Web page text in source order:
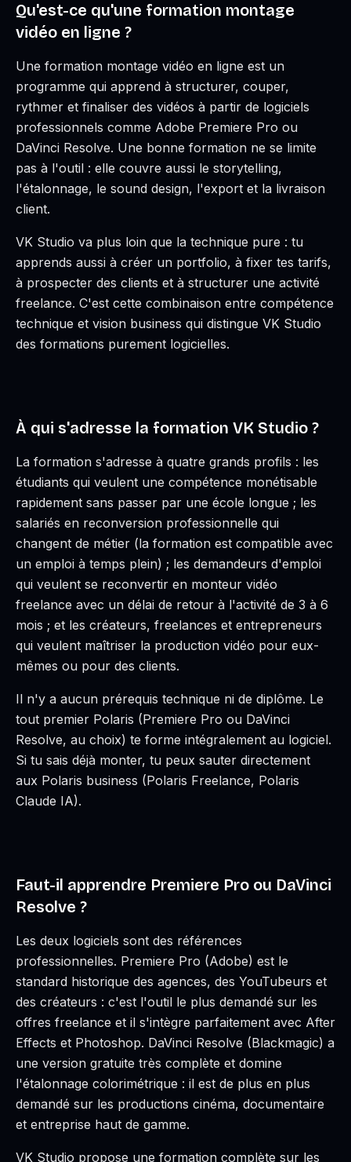
CHARGEMENT…
Qu'est-ce qu'une formation montage
vidéo en ligne ?
Une formation montage vidéo en ligne est un
programme qui apprend à structurer, couper,
rythmer et finaliser des vidéos à partir de logiciels
professionnels comme Adobe Premiere Pro ou
DaVinci Resolve. Une bonne formation ne se limite
pas à l'outil : elle couvre aussi le storytelling,
l'étalonnage, le sound design, l'export et la livraison
client.
VK Studio va plus loin que la technique pure : tu
apprends aussi à créer un portfolio, à fixer tes tarifs,
à prospecter des clients et à structurer une activité
freelance. C'est cette combinaison entre compétence
technique et vision business qui distingue VK Studio
des formations purement logicielles.
À qui s'adresse la formation VK Studio ?
La formation s'adresse à quatre grands profils : les
étudiants qui veulent une compétence monétisable
rapidement sans passer par une école longue ; les
salariés en reconversion professionnelle qui
changent de métier (la formation est compatible avec
un emploi à temps plein) ; les demandeurs d'emploi
qui veulent se reconvertir en monteur vidéo
freelance avec un délai de retour à l'activité de 3 à 6
mois ; et les créateurs, freelances et entrepreneurs
qui veulent maîtriser la production vidéo pour eux-
mêmes ou pour des clients.
Il n'y a aucun prérequis technique ni de diplôme. Le
tout premier Polaris (Premiere Pro ou DaVinci
Resolve, au choix) te forme intégralement au logiciel.
Si tu sais déjà monter, tu peux sauter directement
aux Polaris business (Polaris Freelance, Polaris
Claude IA).
Faut-il apprendre Premiere Pro ou DaVinci
Resolve ?
Les deux logiciels sont des références
professionnelles. Premiere Pro (Adobe) est le
standard historique des agences, des YouTubeurs et
des créateurs : c'est l'outil le plus demandé sur les
offres freelance et il s'intègre parfaitement avec After
Effects et Photoshop. DaVinci Resolve (Blackmagic) a
une version gratuite très complète et domine
l'étalonnage colorimétrique : il est de plus en plus
demandé sur les productions cinéma, documentaire
et entreprise haut de gamme.
VK Studio propose une formation complète sur les